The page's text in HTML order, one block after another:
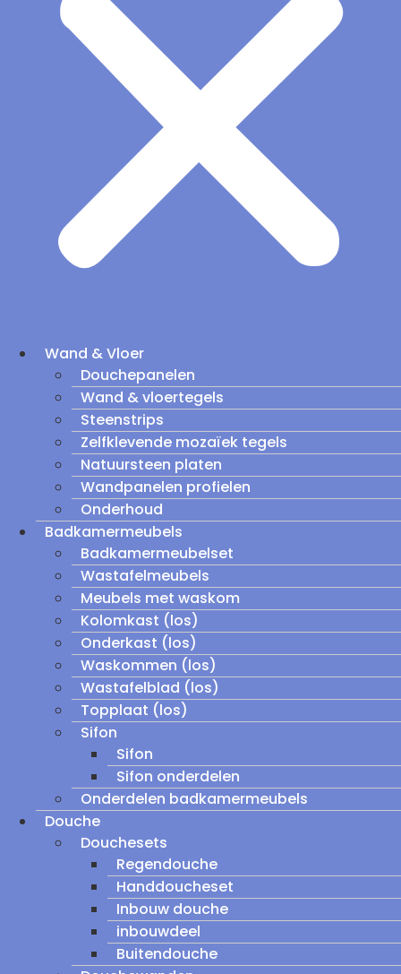
Wand & Vloer
Douchepanelen
Wand & vloertegels
Steenstrips
Zelfklevende mozaïek tegels
Natuursteen platen
Wandpanelen profielen
Onderhoud
Badkamermeubels
Badkamermeubelset
Wastafelmeubels
Meubels met waskom
Kolomkast (los)
Onderkast (los)
Waskommen (los)
Wastafelblad (los)
Topplaat (los)
Sifon
Sifon
Sifon onderdelen
Onderdelen badkamermeubels
Douche
Douchesets
Regendouche
Handdoucheset
Inbouw douche
inbouwdeel
Buitendouche